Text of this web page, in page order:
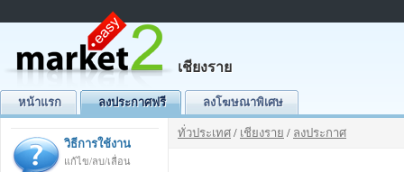
เชียงราย
หน้าแรก ลงประกาศฟรี ลงโฆษณาพิเศษ
วิธีการใช้งาน
แก้ไข/ลบ/เลื่อน
ทั่วประเทศ / เชียงราย / ลงประกาศ